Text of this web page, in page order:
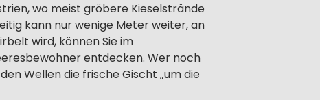
wo meist gröbere Kieselstrände
kann nur wenige Meter weiter, an
wird, können Sie im
entdecken. Wer noch
Wellen die frische Gischt „um die